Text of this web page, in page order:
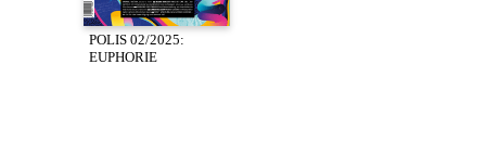
POLIS 02/2025:
EUPHORIE